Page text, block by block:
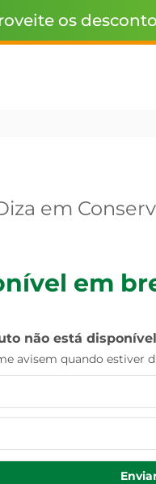
os
em
em
não está
avisem quando estiver